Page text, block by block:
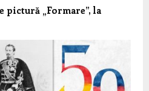
„Formare”, la